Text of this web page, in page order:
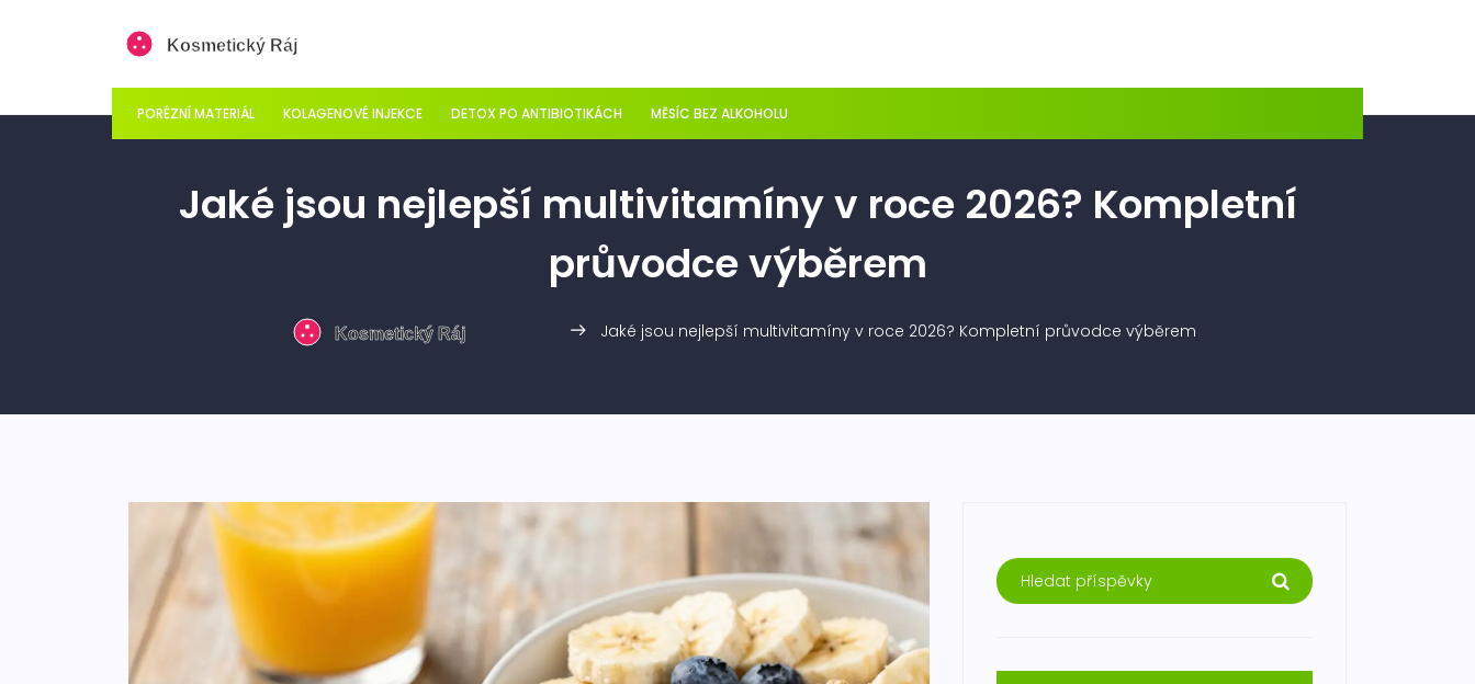
PORÉZNÍ MATERIÁL KOLAGENOVÉ INJEKCE DETOX PO ANTIBIOTIKÁCH MĚSÍC BEZ ALKOHOLU
Jaké jsou nejlepší multivitamíny v roce 2026? Kompletní
průvodce výběrem
Jaké jsou nejlepší multivitamíny v roce 2026? Kompletní průvodce výběrem